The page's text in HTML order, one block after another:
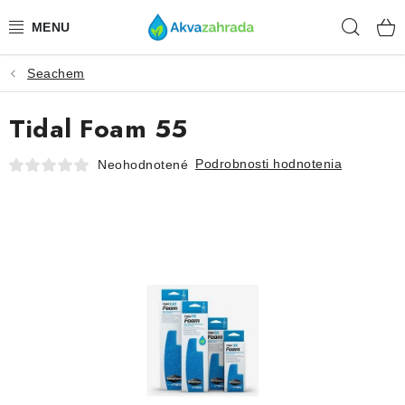
na
TECHNIKA
HNOJIVÁ
VODA
Seachem
Tidal Foam 55
Neohodnotené Podrobnosti hodnotenia